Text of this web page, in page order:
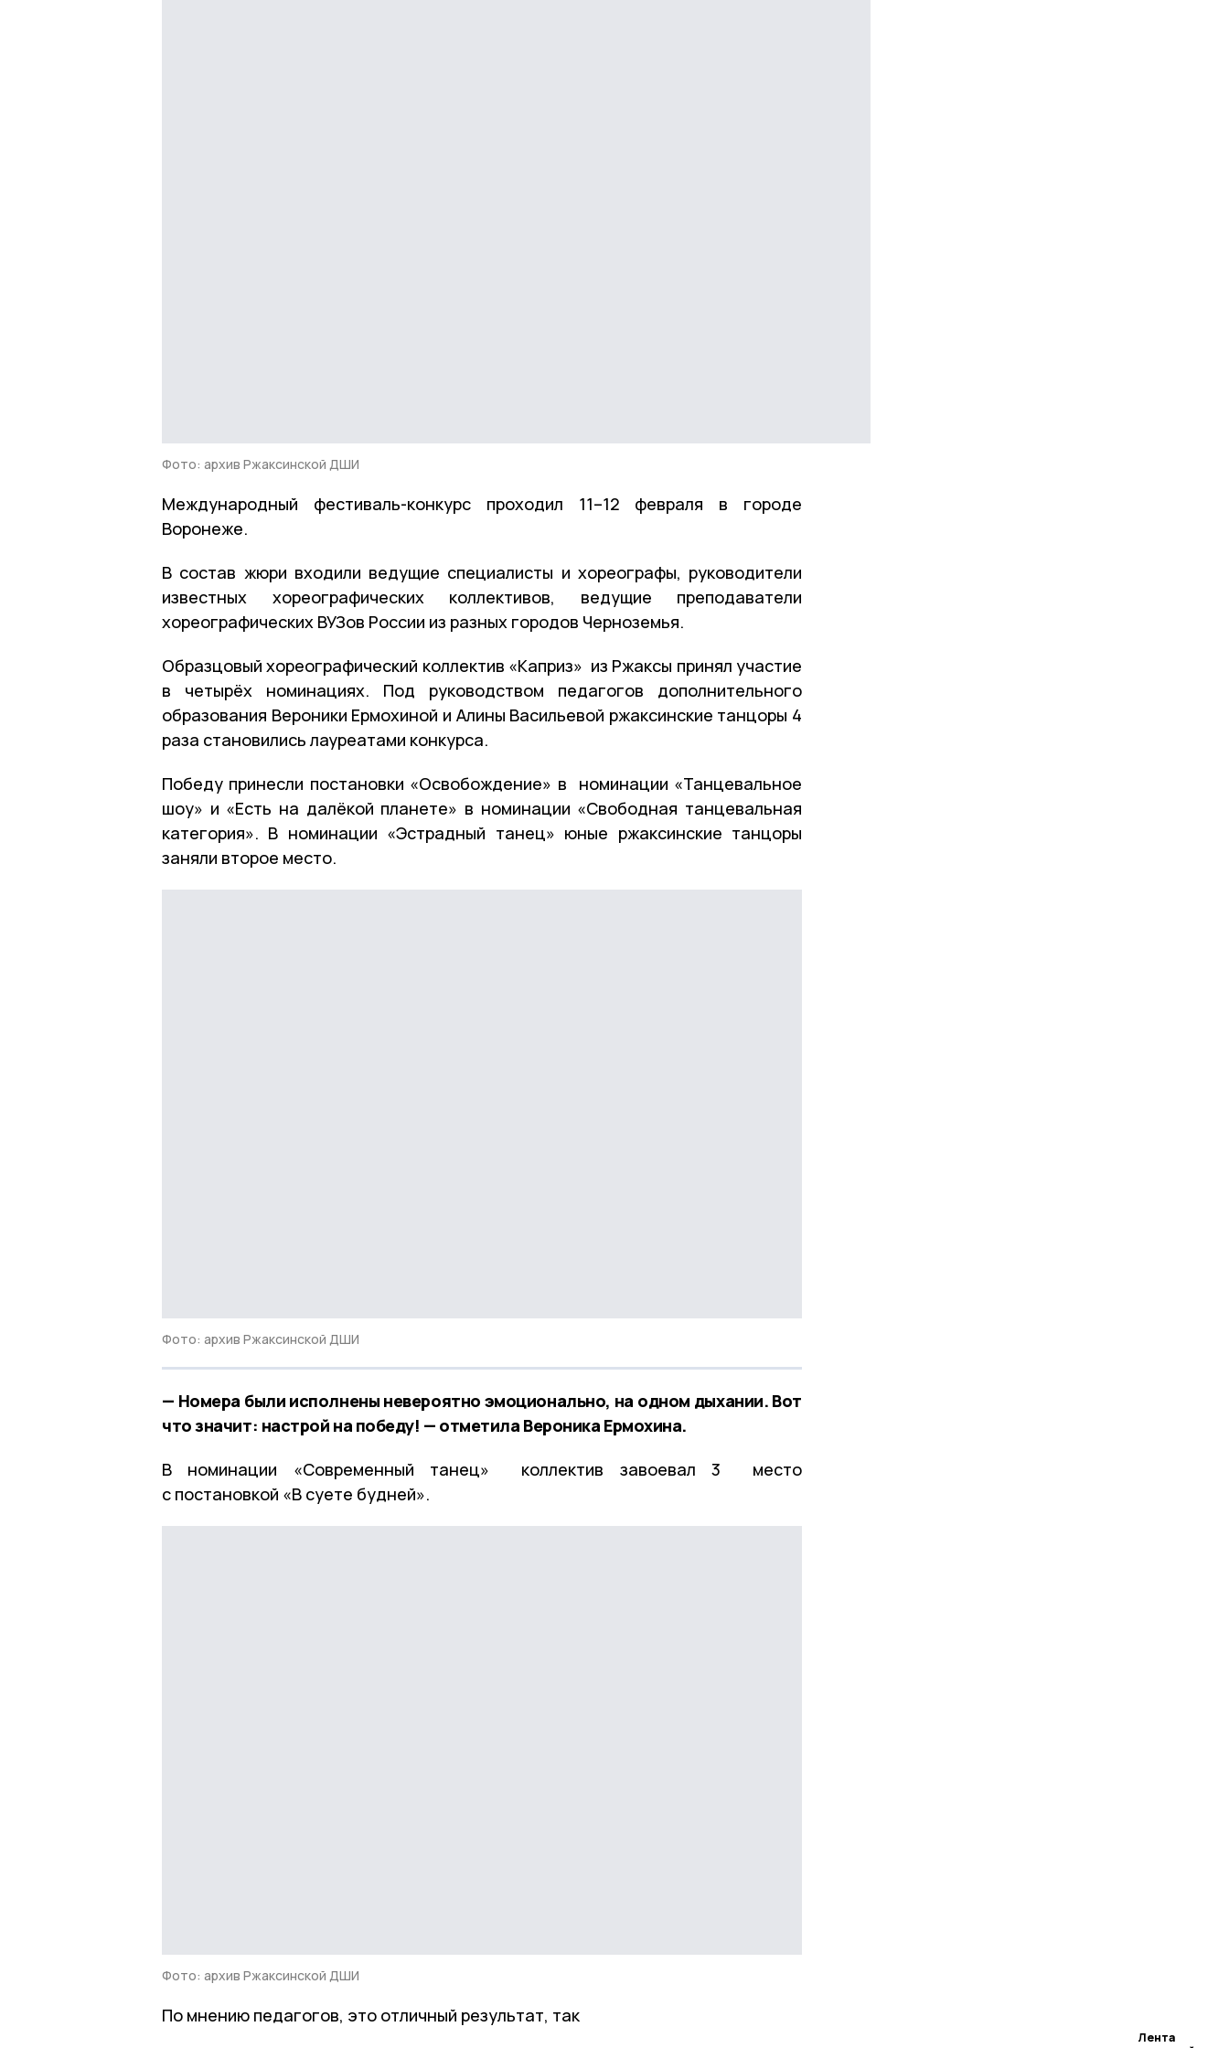
Лента
Фото: архив Ржаксинской ДШИ
Международный фестиваль-конкурс проходил 11–12 февраля в городе
Воронеже.
В состав жюри входили ведущие специалисты и хореографы, руководители
известных хореографических коллективов, ведущие преподаватели
хореографических ВУЗов России из разных городов Черноземья.
Образцовый хореографический коллектив «Каприз» из Ржаксы принял участие
в четырёх номинациях. Под руководством педагогов дополнительного
образования Вероники Ермохиной и Алины Васильевой ржаксинские танцоры 4
раза становились лауреатами конкурса.
Победу принесли постановки «Освобождение» в номинации «Танцевальное
шоу» и «Есть на далёкой планете» в номинации «Свободная танцевальная
категория». В номинации «Эстрадный танец» юные ржаксинские танцоры
заняли второе место.
Фото: архив Ржаксинской ДШИ
— Номера были исполнены невероятно эмоционально, на одном дыхании. Вот
что значит: настрой на победу! — отметила Вероника Ермохина.
В номинации «Современный танец» коллектив завоевал 3 место
с постановкой «В суете будней».
Фото: архив Ржаксинской ДШИ
По мнению педагогов, это отличный результат, так